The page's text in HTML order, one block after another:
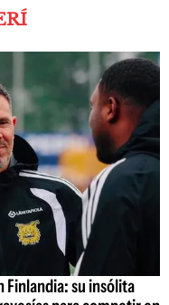
Finlandia: su insólita